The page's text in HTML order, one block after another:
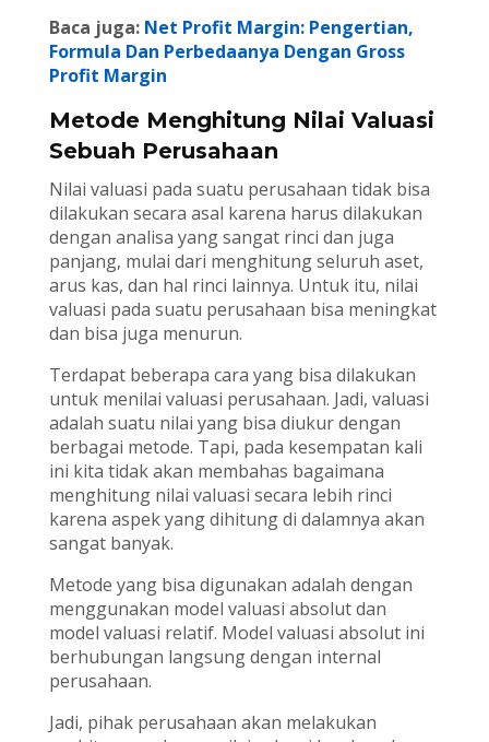
Baca juga: Net Profit Margin: Pengertian,
Formula Dan Perbedaanya Dengan Gross
Profit Margin
Metode Menghitung Nilai Valuasi
Sebuah Perusahaan
Nilai valuasi pada suatu perusahaan tidak bisa
dilakukan secara asal karena harus dilakukan
dengan analisa yang sangat rinci dan juga
panjang, mulai dari menghitung seluruh aset,
arus kas, dan hal rinci lainnya. Untuk itu, nilai
valuasi pada suatu perusahaan bisa meningkat
dan bisa juga menurun.
Terdapat beberapa cara yang bisa dilakukan
untuk menilai valuasi perusahaan. Jadi, valuasi
adalah suatu nilai yang bisa diukur dengan
berbagai metode. Tapi, pada kesempatan kali
ini kita tidak akan membahas bagaimana
menghitung nilai valuasi secara lebih rinci
karena aspek yang dihitung di dalamnya akan
sangat banyak.
Metode yang bisa digunakan adalah dengan
menggunakan model valuasi absolut dan
model valuasi relatif. Model valuasi absolut ini
berhubungan langsung dengan internal
perusahaan.
Jadi, pihak perusahaan akan melakukan